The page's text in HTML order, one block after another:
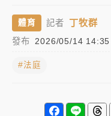
處置制度大變革！
數與撮合時間
才續任就飛美國大學
白海豚颱風解除海
體育 記者 丁牧群
發布 2026/05/14 14:35
#法庭